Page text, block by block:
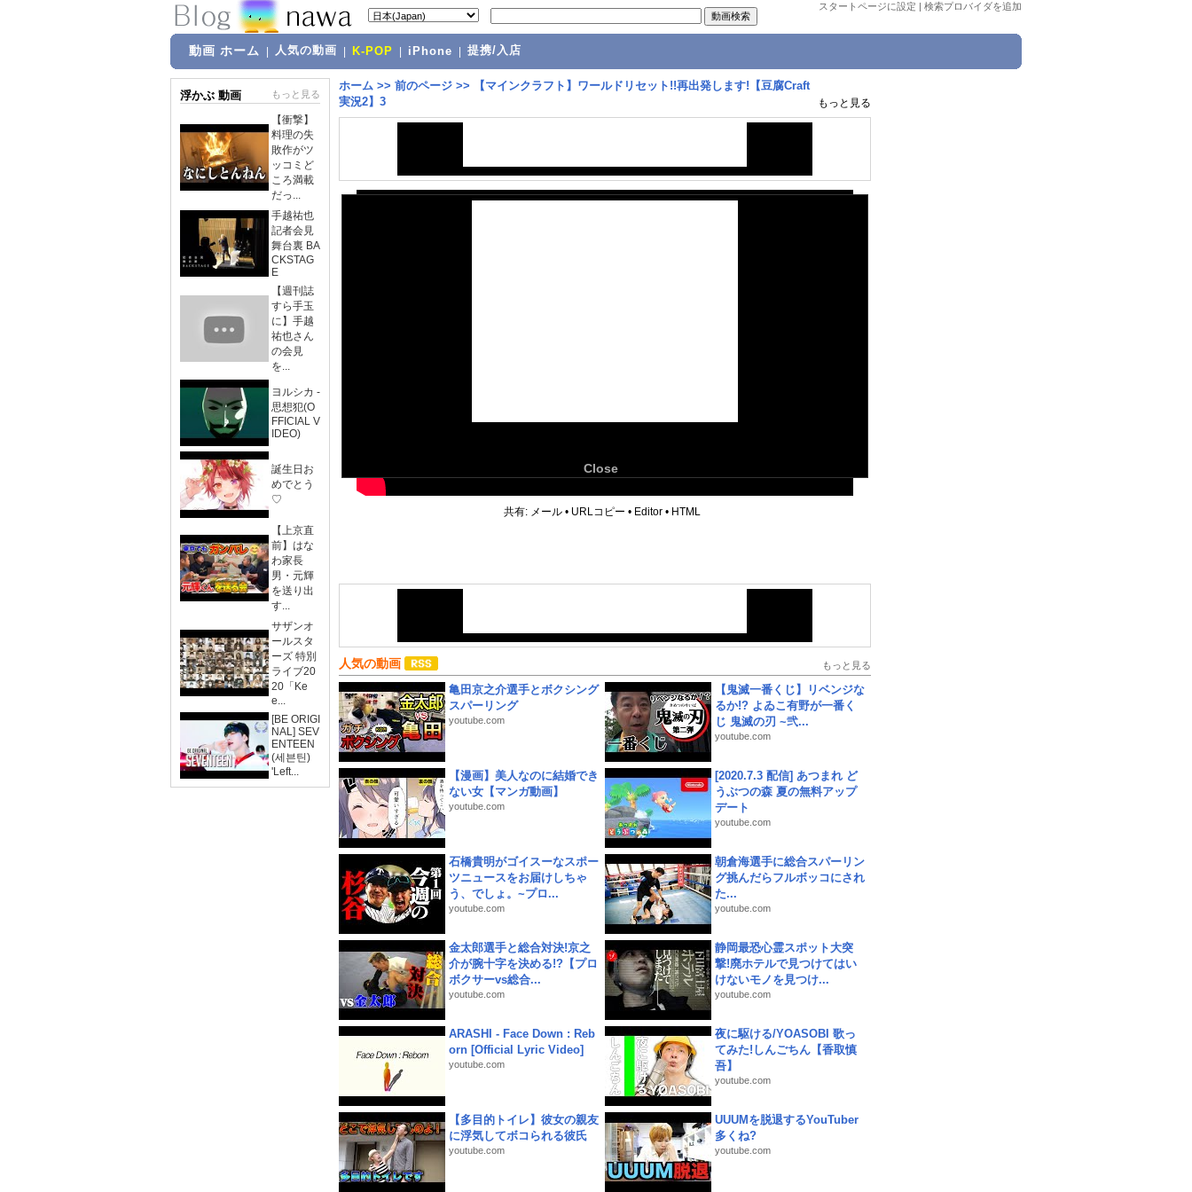
スタートページに設定 | 検索プロバイダを追加
動画 ホーム 人気の動画 K-POP iPhone 提携/入店
浮かぶ 動画 もっと見る
【衝撃】
料理の失
敗作がツ
ッコミど
ころ満載
だっ...
手越祐也
記者会見
舞台裏 BA
CKSTAG
E
【週刊誌
すら手玉
に】手越
祐也さん
の会見
を...
ヨルシカ -
思想犯(O
FFICIAL V
IDEO)
誕生日お
めでとう
♡
【上京直
前】はな
わ家長
男・元輝
を送り出
す...
サザンオ
ールスタ
ーズ 特別
ライブ20
20「Ke
e...
[BE ORIGI
NAL] SEV
ENTEEN
(세븐틴)
'Left...
ホーム >> 前のページ >>
【マインクラフト】ワールドリセット!!再出発します!【豆腐Craft
実況2】3
もっと見る
Close
共有: メール • URLコピー • Editor • HTML
人気の動画 もっと見る
亀田京之介選手とボクシング
スパーリング
youtube.com
【鬼滅一番くじ】リベンジな
るか!? よゐこ有野が一番く
じ 鬼滅の刃 ~弐...
youtube.com
【漫画】美人なのに結婚でき
ない女【マンガ動画】
youtube.com
[2020.7.3 配信] あつまれ ど
うぶつの森 夏の無料アップ
デート
youtube.com
石橋貴明がゴイスーなスポー
ツニュースをお届けしちゃ
う、でしょ。~プロ...
youtube.com
朝倉海選手に総合スパーリン
グ挑んだらフルボッコにされ
た...
youtube.com
金太郎選手と総合対決!京之
介が腕十字を決める!?【プロ
ボクサーvs総合...
youtube.com
静岡最恐心霊スポット大突
撃!廃ホテルで見つけてはい
けないモノを見つけ...
youtube.com
ARASHI - Face Down : Reb
orn [Official Lyric Video]
youtube.com
夜に駆ける/YOASOBI 歌っ
てみた!しんごちん【香取慎
吾】
youtube.com
【多目的トイレ】彼女の親友
に浮気してボコられる彼氏
youtube.com
UUUMを脱退するYouTuber
多くね?
youtube.com